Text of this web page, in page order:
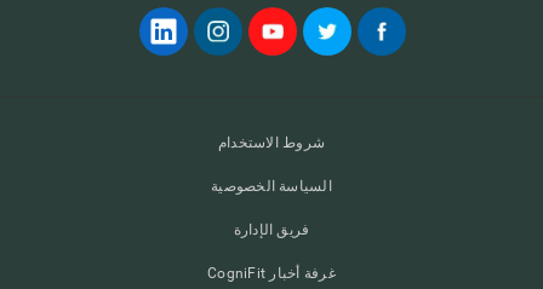
شروط الاستخدام
السياسة الخصوصية
فريق الإدارة
غرفة أخبار CogniFit